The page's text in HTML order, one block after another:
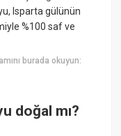
Isparta gülünün
%100 saf ve
burada okuyun:
doğal mı?